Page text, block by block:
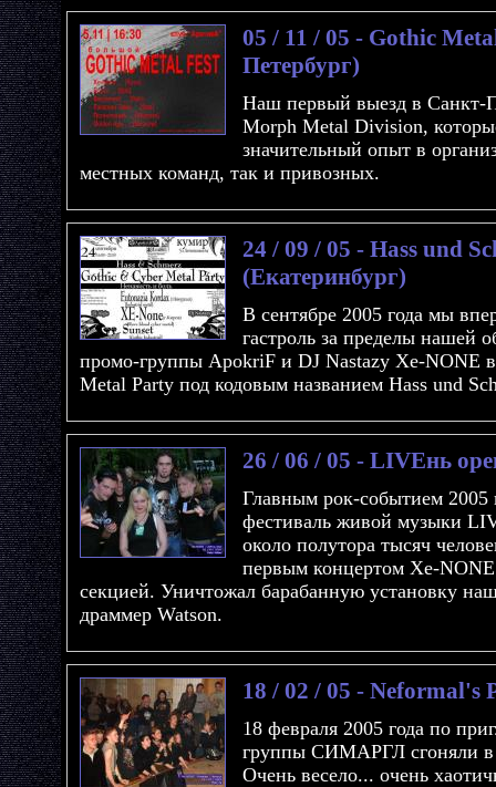
05 / 11 / 05 - Gothic
Петербург)
Наш первый выезд в Санкт-
Morph Metal Division,
значительный опыт в
местных команд, так и привозных.
24 / 09 / 05 - Hass und
(Екатеринбург)
В сентябре 2005 года мы
гастроль за пределы нашей
промо-группы ApokriF и DJ Nastazy Xe-NONE
Metal Party под кодовым названием Hass und
26 / 06 / 05 - LIVEнь
Главным рок-событием 2005
фестиваль живой музыки
около полутора тысяч
первым концертом Xe-
секцией. Уничтожал барабанную установку
драммер Watson.
18 / 02 / 05 -
18 февраля 2005 года по
группы СИМАРГЛ сгоняли в
Очень весело... очень